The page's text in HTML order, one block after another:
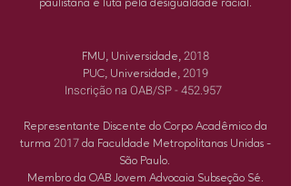
paulistana e luta pela desigualdade racial.
FMU, Universidade, 2018
PUC, Universidade, 2019
Inscrição na OAB/SP - 452.957
Representante Discente do Corpo Acadêmico da
turma 2017 da Faculdade Metropolitanas Unidas -
São Paulo.
Membro da OAB Jovem Advocaia Subseção Sé.